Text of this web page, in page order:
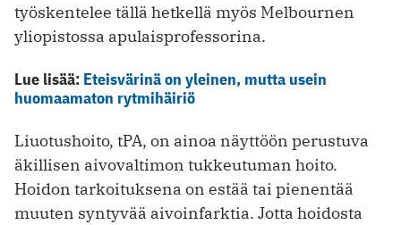
työskentelee tällä hetkellä myös Melbournen
yliopistossa apulaisprofessorina.
Lue lisää: Eteisvärinä on yleinen, mutta usein
huomaamaton rytmihäiriö
Liuotushoito, tPA, on ainoa näyttöön perustuva
äkillisen aivovaltimon tukkeutuman hoito.
Hoidon tarkoituksena on estää tai pienentää
muuten syntyvää aivoinfarktia. Jotta hoidosta